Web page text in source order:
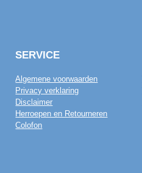
SERVICE
Algemene voorwaarden
Privacy verklaring
Disclaimer
Herroepen en Retourneren
Colofon